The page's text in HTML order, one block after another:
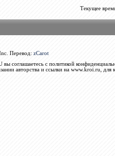
Текущее
Перевод: zCarot
соглашаетесь с политикой
авторства и ссылки на www.kroi.ru, для